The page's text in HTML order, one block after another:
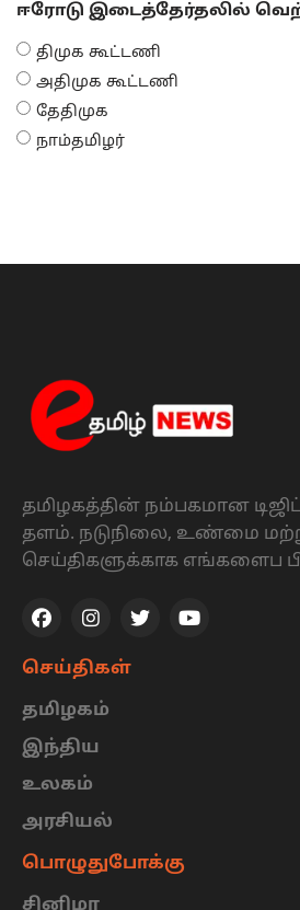
ஈரோடு இடைத்தேர்தலில்
திமுக கூட்டணி
அதிமுக கூட்டணி
தேதிமுக
நாம்தமிழர்
தமிழகத்தின் நம்பகமான
தளம். நடுநிலை, உண்மை
செய்திகளுக்காக எங்களைப
செய்திகள்
தமிழகம்
இந்திய
உலகம்
அரசியல்
பொழுதுபோக்கு